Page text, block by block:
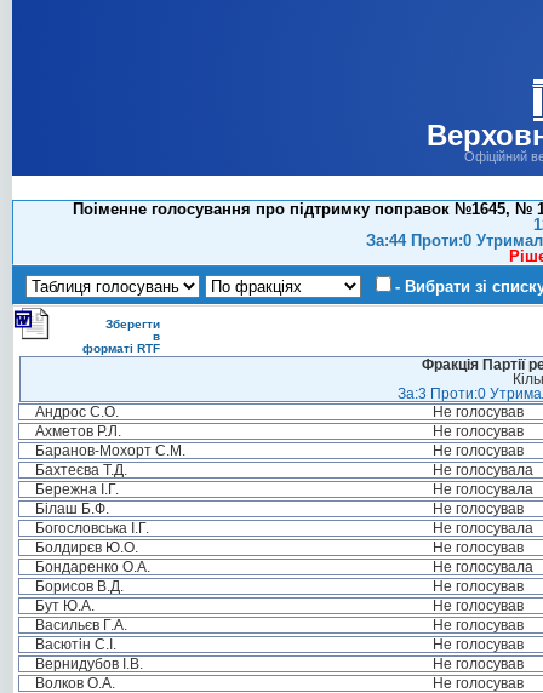
Офіційний
Поіменне голосування про підтримку поправок №1645, №
За:44 Проти:0
- Вибрати зі
Зберегти
в
форматі RTF
Фракція Партії
За:3 Проти:0
Андрос С.О.
Не голосував
Ахметов Р.Л.
Не голосував
Баранов-Мохорт С.М.
Не голосував
Бахтеєва Т.Д.
Не голосувала
Бережна І.Г.
Не голосувала
Білаш Б.Ф.
Не голосував
Богословська І.Г.
Не голосувала
Болдирєв Ю.О.
Не голосував
Бондаренко О.А.
Не голосувала
Борисов В.Д.
Не голосував
Бут Ю.А.
Не голосував
Васильєв Г.А.
Не голосував
Васютін С.І.
Не голосував
Вернидубов І.В.
Не голосував
Волков О.А.
Не голосував